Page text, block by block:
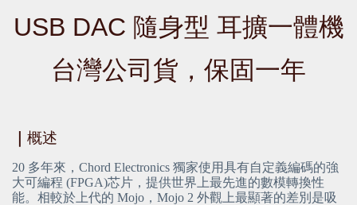
USB DAC 隨身型 耳擴一體機
台灣公司貨，保固一年
概述
20 多年來，Chord Electronics 獨家使用具有自定義編碼的強
大可編程 (FPGA)芯片，提供世界上最先進的數模轉換性
能。相較於上代的 Mojo，Mojo 2 外觀上最顯著的差別是吸